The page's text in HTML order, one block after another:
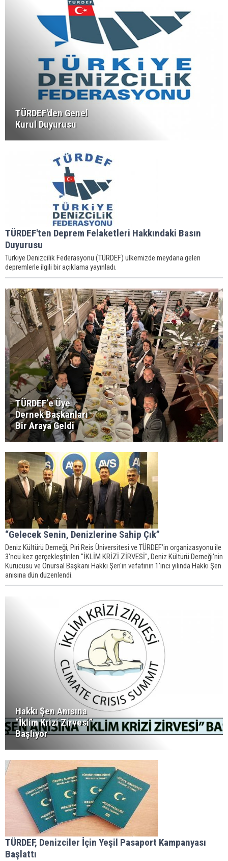
TÜRDEF'den Genel
Kurul Duyurusu
TÜRDEF'ten Deprem Felaketleri Hakkındaki Basın
Duyurusu
Türkiye Denizcilik Federasyonu (TÜRDEF) ülkemizde meydana gelen
depremlerle ilgili bir açıklama yayınladı.
TÜRDEF’e Üye
Dernek Başkanları
Bir Araya Geldi
“Gelecek Senin, Denizlerine Sahip Çık”
Deniz Kültürü Derneği, Piri Reis Üniversitesi ve TÜRDEF’in organizasyonu ile
3'ncü kez gerçekleştirilen "İKLİM KRİZİ ZİRVESİ", Deniz Kültürü Derneği'nin
Kurucusu ve Onursal Başkanı Hakkı Şen'in vefatının 1'inci yılında Hakkı Şen
anısına dün düzenlendi.
Hakkı Şen Anısına
“İklim Krizi Zirvesi”
Başlıyor
TÜRDEF, Denizciler İçin Yeşil Pasaport Kampanyası
Başlattı